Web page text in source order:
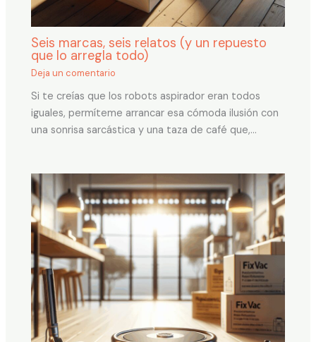
Seis marcas, seis relatos (y un repuesto
que lo arregla todo)
Deja un comentario
Si te creías que los robots aspirador eran todos
iguales, permíteme arrancar esa cómoda ilusión con
una sonrisa sarcástica y una taza de café que,…